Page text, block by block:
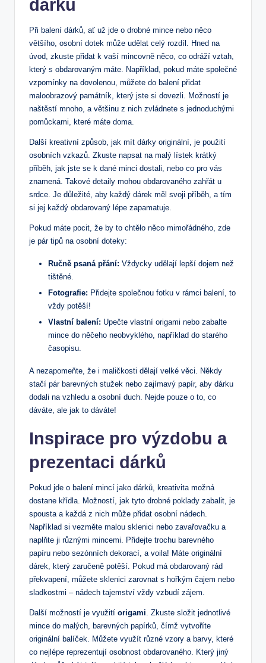
dárků
Při balení dárků, ať už jde o drobné mince nebo něco
většího, osobní dotek může udělat celý rozdíl. Hned na
úvod, zkuste přidat k vaší mincovně něco, co odráží vztah,
který s obdarovaným máte. Například, pokud máte společné
vzpomínky na dovolenou, můžete do balení přidat
maloobrazový památník, který jste si dovezli. Možností je
naštěstí mnoho, a většinu z nich zvládnete s jednoduchými
pomůckami, které máte doma.
Další kreativní způsob, jak mít dárky originální, je použití
osobních vzkazů. Zkuste napsat na malý lístek krátký
příběh, jak jste se k dané minci dostali, nebo co pro vás
znamená. Takové detaily mohou obdarovaného zahřát u
srdce. Je důležité, aby každý dárek měl svoji příběh, a tím
si jej každý obdarovaný lépe zapamatuje.
Pokud máte pocit, že by to chtělo něco mimořádného, zde
je pár tipů na osobní doteky:
Ručně psaná přání: Vždycky udělají lepší dojem než
tištěné.
Fotografie: Přidejte společnou fotku v rámci balení, to
vždy potěší!
Vlastní balení: Upečte vlastní origami nebo zabalte
mince do něčeho neobvyklého, například do starého
časopisu.
A nezapomeňte, že i maličkosti dělají velké věci. Někdy
stačí pár barevných stužek nebo zajímavý papír, aby dárku
dodali na vzhledu a osobní duch. Nejde pouze o to, co
dáváte, ale jak to dáváte!
Inspirace pro výzdobu a
prezentaci dárků
Pokud jde o balení mincí jako dárků, kreativita možná
dostane křídla. Možností, jak tyto drobné poklady zabalit, je
spousta a každá z nich může přidat osobní nádech.
Například si vezměte malou sklenici nebo zavařovačku a
naplňte ji různými mincemi. Přidejte trochu barevného
papíru nebo sezónních dekorací, a voila! Máte originální
dárek, který zaručeně potěší. Pokud má obdarovaný rád
překvapení, můžete sklenici zarovnat s hořkým čajem nebo
sladkostmi – nádech tajemství vždy vzbudí zájem.
Další možností je využití origami. Zkuste složit jednotlivé
mince do malých, barevných papírků, čímž vytvoříte
originální balíček. Můžete využít různé vzory a barvy, které
co nejlépe reprezentují osobnost obdarovaného. Který jiný